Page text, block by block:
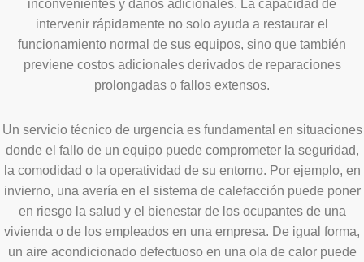
inconvenientes y daños adicionales. La capacidad de
intervenir rápidamente no solo ayuda a restaurar el
funcionamiento normal de sus equipos, sino que también
previene costos adicionales derivados de reparaciones
prolongadas o fallos extensos.
Un servicio técnico de urgencia es fundamental en situaciones
donde el fallo de un equipo puede comprometer la seguridad,
la comodidad o la operatividad de su entorno. Por ejemplo, en
invierno, una avería en el sistema de calefacción puede poner
en riesgo la salud y el bienestar de los ocupantes de una
vivienda o de los empleados en una empresa. De igual forma,
un aire acondicionado defectuoso en una ola de calor puede